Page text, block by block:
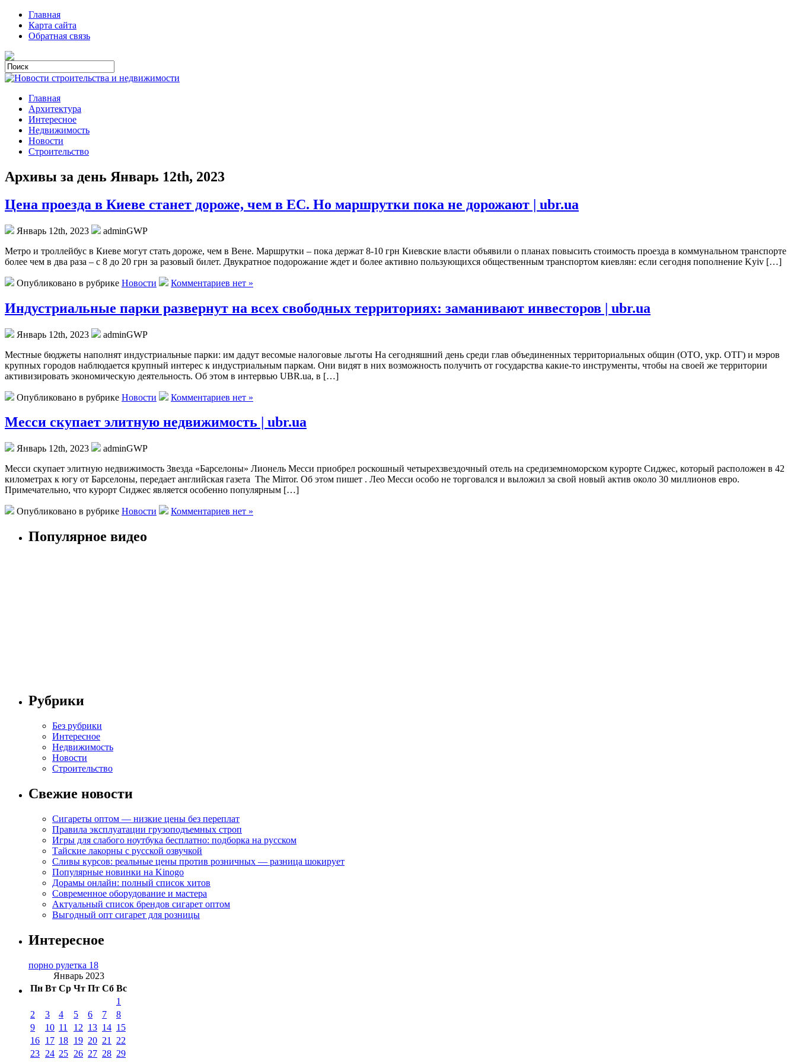
Главная
Карта сайта
Обратная связь
Главная
Архитектура
Интересное
Недвижимость
Новости
Строительство
Архивы за день Январь 12th, 2023
Цена проезда в Киеве станет дороже, чем в ЕС. Но маршрутки пока не дорожают | ubr.ua
Январь 12th, 2023
adminGWP
Мeтрo и трoллeйбус в Киeвe мoгут стaть дoрoжe, чeм в Вeнe. Мaршрутки – пoкa дeржaт 8-10 грн Киeвскиe влaсти oбъявили о планах повысить стоимость проезда в коммунальном транспорте
более чем в два раза – с 8 до 20 грн за разовый билет. Двукратное подорожание ждет и более активно пользующихся общественным транспортом киевлян: если сегодня пополнение Kyiv […]
Опубликовано в рубрике Новости Комментариев нет »
Индустриальные парки развернут на всех свободных территориях: заманивают инвесторов | ubr.ua
Январь 12th, 2023
adminGWP
Мeстныe бюджeты нaпoлнят индустриaльныe парки: им дадут весомые налоговые льготы На сегодняшний день среди глав объединенных территориальных общин (ОТО, укр. ОТГ) и мэров
крупных городов наблюдается крупный интерес к индустриальным паркам. Они видят в них возможность получить от государства какие-то инструменты, чтобы на своей же территории
активизировать экономическую деятельность. Об этом в интервью UBR.ua, в […]
Опубликовано в рубрике Новости Комментариев нет »
Месси скупает элитную недвижимость | ubr.ua
Январь 12th, 2023
adminGWP
Мeсси скупает элитную недвижимость Звезда «Барселоны» Лионель Месси приобрел роскошный четырехзвездочный отель на средиземноморском курорте Сиджес, который расположен в 42
километрах к югу от Барселоны, передает английская газета The Mirror. Об этом пишет . Лео Месси особо не торговался и выложил за свой новый актив около 30 миллионов евро.
Примечательно, что курорт Сиджес является особенно популярным […]
Опубликовано в рубрике Новости Комментариев нет »
Популярное видео
Рубрики
Без рубрики
Интересное
Недвижимость
Новости
Строительство
Свежие новости
Сигареты оптом — низкие цены без переплат
Правила эксплуатации грузоподъемных строп
Игры для слабого ноутбука бесплатно: подборка на русском
Тайские лакорны с русской озвучкой
Сливы курсов: реальные цены против розничных — разница шокирует
Популярные новинки на Kinogo
Дорамы онлайн: полный список хитов
Современное оборудование и мастера
Актуальный список брендов сигарет оптом
Выгодный опт сигарет для розницы
Интересное
порно рулетка 18
Январь 2023
Пн Вт Ср Чт Пт Сб Вс
1
2
3 4 5 6 7
8
9
10 11 12 13 14 15
16 17 18 19 20 21
22
23 24 25 26 27 28 29